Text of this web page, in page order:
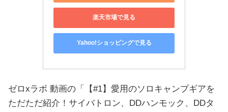
楽天市場で見る
Yahoo!ショッピングで見る
ゼロxラボ 動画の「【#1】愛用のソロキャンプギアを
ただただ紹介！サイバトロン、DDハンモック、DDタ